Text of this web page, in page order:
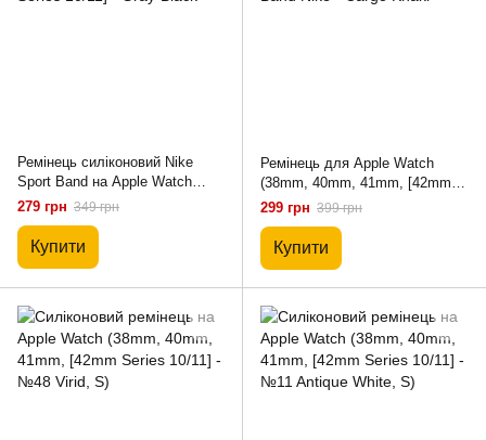
Ремінець силіконовий Nike
Sport Band на Apple Watch
38mm, 40mm, 41mm, [42mm
Series 10/11] - Gray-Black
279 грн 349 грн
Купити
Ремінець для Apple Watch
(38mm, 40mm, 41mm, [42mm
Series 10/11]) Silicone Band
Nike - Cargo Khaki
299 грн 399 грн
Купити